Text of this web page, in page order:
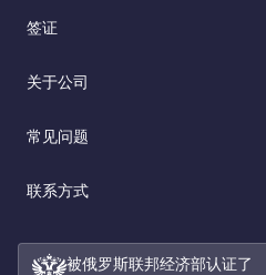
签证
关于公司
常见问题
联系方式
被俄罗斯联邦经济部认证了